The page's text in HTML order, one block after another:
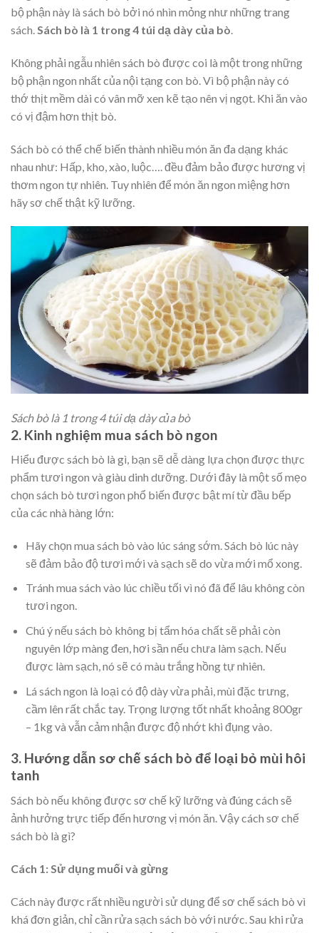
bộ phận này là sách bò bởi nó nhìn mỏng như những trang
sách.Sách bò là 1 trong 4 túi dạ dày của bò.
Không phải ngẫu nhiên sách bò được coi là một trong những
bộ phận ngon nhất của nội tạng con bò. Vì bộ phận này có
thớ thịt mềm dài có vân mỡ xen kẽ tạo nên vị ngọt. Khi ăn vào
có vị đậm hơn thịt bò.
Sách bò có thể chế biến thành nhiều món ăn đa dạng khác
nhau như: Hấp, kho, xào, luộc…. đều đảm bảo được hương vị
thơm ngon tự nhiên. Tuy nhiên để món ăn ngon miệng hơn
hãy sơ chế thật kỹ lưỡng.
Sách bò là 1 trong 4 túi dạ dày của bò
2. Kinh nghiệm mua sách bò ngon
Hiểu được sách bò là gì, bạn sẽ dễ dàng lựa chọn được thực
phẩm tươi ngon và giàu dinh dưỡng. Dưới đây là một số mẹo
chọn sách bò tươi ngon phổ biến được bật mí từ đầu bếp
của các nhà hàng lớn:
Hãy chọn mua sách bò vào lúc sáng sớm. Sách bò lúc này
sẽ đảm bảo độ tươi mới và sạch sẽ do vừa mới mổ xong.
Tránh mua sách vào lúc chiều tối vì nó đã để lâu không còn
tươi ngon.
Chú ý nếu sách bò không bị tẩm hóa chất sẽ phải còn
nguyên lớp màng đen, hơi sần nếu chưa làm sạch. Nếu
được làm sạch, nó sẽ có màu trắng hồng tự nhiên.
Lá sách ngon là loại có độ dày vừa phải, mùi đặc trưng,
cầm lên rất chắc tay. Trọng lượng tốt nhất khoảng 800gr
– 1kg và vẫn cảm nhận được độ nhớt khi đụng vào.
3. Hướng dẫn sơ chế sách bò để loại bỏ mùi hôi
tanh
Sách bò nếu không được sơ chế kỹ lưỡng và đúng cách sẽ
ảnh hưởng trực tiếp đến hương vị món ăn. Vậy cách sơ chế
sách bò là gì?
Cách 1: Sử dụng muối và gừng
Cách này được rất nhiều người sử dụng để sơ chế sách bò vì
khá đơn giản, chỉ cần rửa sạch sách bò với nước. Sau khi rửa